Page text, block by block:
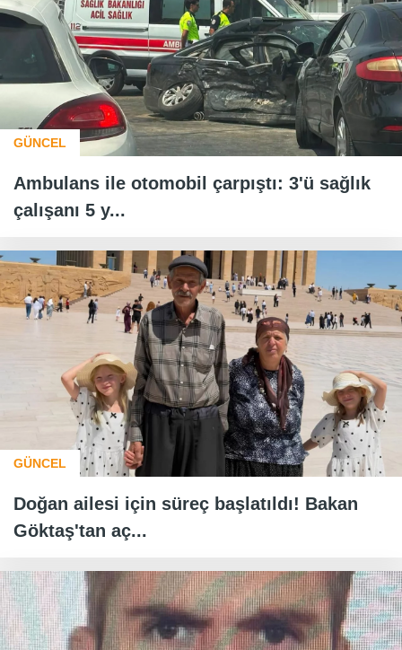
GÜNCEL
Ambulans ile otomobil çarpıştı: 3'ü sağlık
çalışanı 5 y...
GÜNCEL
Doğan ailesi için süreç başlatıldı! Bakan
Göktaş'tan aç...